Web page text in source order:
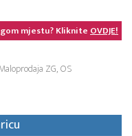
mjestu? KlikniteOVDJE!
ZG, OS